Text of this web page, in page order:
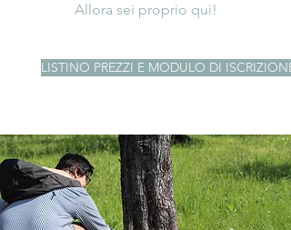
Allora sei proprio qui!
LISTINO PREZZI E MODULO DI ISCRIZIONE